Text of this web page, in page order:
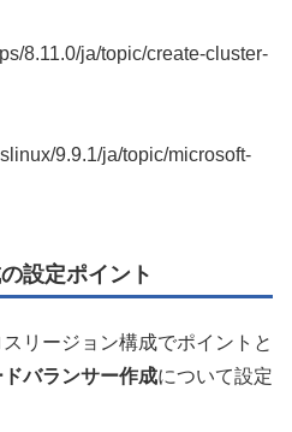
8.11.0/ja/topic/create-cluster-
9.9.1/ja/topic/microsoft-
設定ポイント
リージョン構成でポイントと
バランサー作成について設定